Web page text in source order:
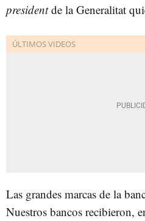
presidentde la Generalitat
Las grandes marcas de la
Nuestros bancos recibieron,